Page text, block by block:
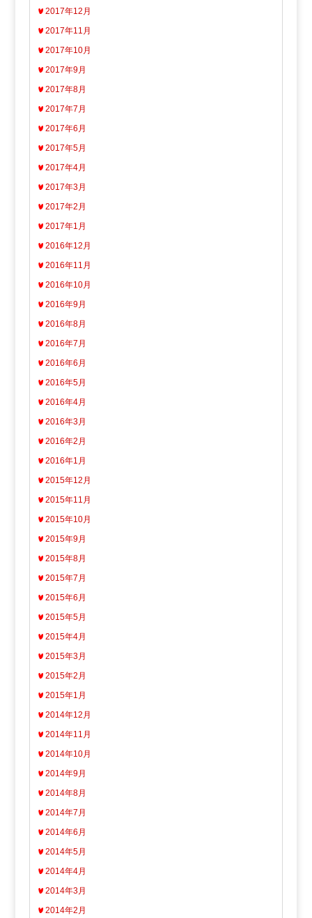
2017年12月
2017年11月
2017年10月
2017年9月
2017年8月
2017年7月
2017年6月
2017年5月
2017年4月
2017年3月
2017年2月
2017年1月
2016年12月
2016年11月
2016年10月
2016年9月
2016年8月
2016年7月
2016年6月
2016年5月
2016年4月
2016年3月
2016年2月
2016年1月
2015年12月
2015年11月
2015年10月
2015年9月
2015年8月
2015年7月
2015年6月
2015年5月
2015年4月
2015年3月
2015年2月
2015年1月
2014年12月
2014年11月
2014年10月
2014年9月
2014年8月
2014年7月
2014年6月
2014年5月
2014年4月
2014年3月
2014年2月